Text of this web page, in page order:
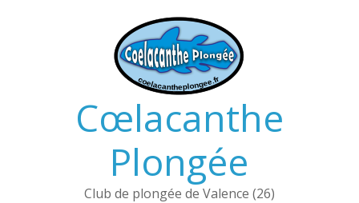
Cœlacanthe
Plongée
Club de plongée de Valence (26)